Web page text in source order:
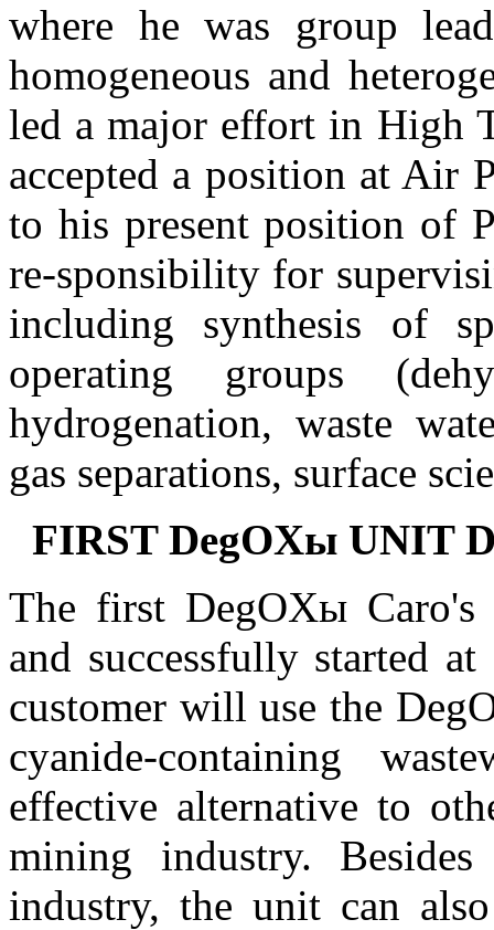
where he was group
homogeneous and
led a major effort in High
accepted a position at Air
to his present position of
re-sponsibility for
including synthesis of
operating groups
hydrogenation, waste
gas separations, surface
FIRST DegOXы UNIT
The first DegOXы Caro's
and successfully started
customer will use the
cyanide-containing
effective alternative to
mining industry.
industry, the unit can